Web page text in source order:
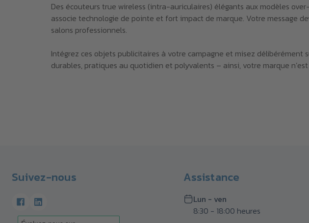
Des écouteurs true wireless (intra-auriculaires) élégants aux modèles
associe technologie de pointe et fort impact de marque. Votre message
salons professionnels.
Intégrez ces objets publicitaires à votre campagne et misez
durables, pratiques au quotidien et polyvalents – ainsi, votre marque
Suivez-nous Assistance
Lun - ven
8:30 - 18:00 heures